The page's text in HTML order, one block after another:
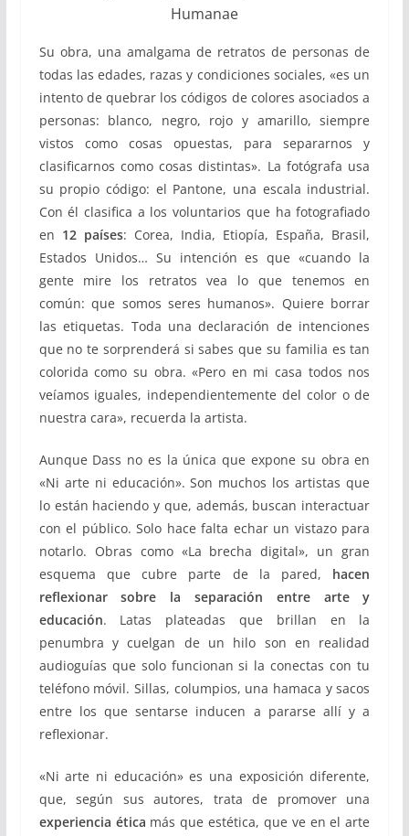
Humanae
Su obra, una amalgama de retratos de personas de
todas las edades, razas y condiciones sociales, «es un
intento de quebrar los códigos de colores asociados a
personas: blanco, negro, rojo y amarillo, siempre
vistos como cosas opuestas, para separarnos y
clasificarnos como cosas distintas». La fotógrafa usa
su propio código: el Pantone, una escala industrial.
Con él clasifica a los voluntarios que ha fotografiado
en 12 países: Corea, India, Etiopía, España, Brasil,
Estados Unidos… Su intención es que «cuando la
gente mire los retratos vea lo que tenemos en
común: que somos seres humanos». Quiere borrar
las etiquetas. Toda una declaración de intenciones
que no te sorprenderá si sabes que su familia es tan
colorida como su obra. «Pero en mi casa todos nos
veíamos iguales, independientemente del color o de
nuestra cara», recuerda la artista.
Aunque Dass no es la única que expone su obra en
«Ni arte ni educación». Son muchos los artistas que
lo están haciendo y que, además, buscan interactuar
con el público. Solo hace falta echar un vistazo para
notarlo. Obras como «La brecha digital», un gran
esquema que cubre parte de la pared, hacen
reflexionar sobre la separación entre arte y
educación. Latas plateadas que brillan en la
penumbra y cuelgan de un hilo son en realidad
audioguías que solo funcionan si la conectas con tu
teléfono móvil. Sillas, columpios, una hamaca y sacos
entre los que sentarse inducen a pararse allí y a
reflexionar.
«Ni arte ni educación» es una exposición diferente,
que, según sus autores, trata de promover una
experiencia ética más que estética, que ve en el arte